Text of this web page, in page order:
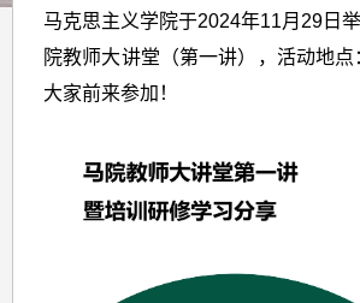
马克思主义学院于2024年11月29日
院教师大讲堂（第一讲），活动地
大家前来参加！